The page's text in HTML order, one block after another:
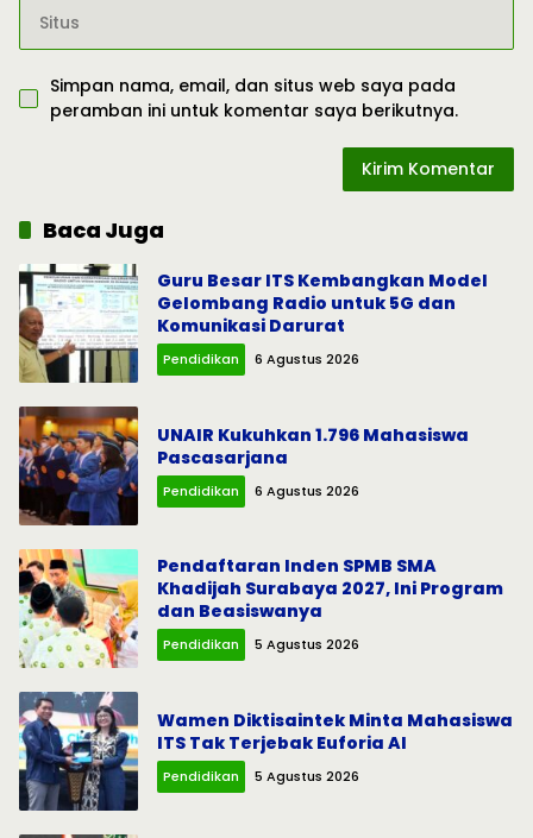
Simpan nama, email, dan situs web saya pada
peramban ini untuk komentar saya berikutnya.
Baca Juga
Guru Besar ITS Kembangkan Model
Gelombang Radio untuk 5G dan
Komunikasi Darurat
Pendidikan 6 Agustus 2026
UNAIR Kukuhkan 1.796 Mahasiswa
Pascasarjana
Pendidikan 6 Agustus 2026
Pendaftaran Inden SPMB SMA
Khadijah Surabaya 2027, Ini Program
dan Beasiswanya
Pendidikan 5 Agustus 2026
Wamen Diktisaintek Minta Mahasiswa
ITS Tak Terjebak Euforia AI
Pendidikan 5 Agustus 2026